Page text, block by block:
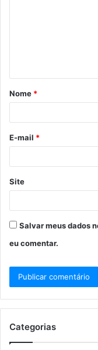
Nome *
E-mail *
Site
Salvar meus dados
eu comentar.
Categorias